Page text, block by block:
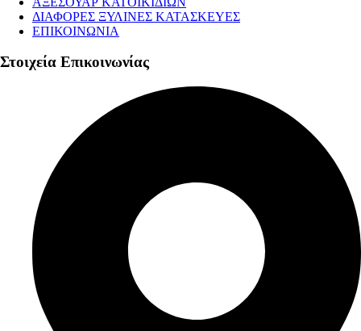
ΔΙΑΦΟΡΕΣ ΞΥΛΙΝΕΣ ΚΑΤΑΣΚΕΥΕΣ
ΕΠΙΚΟΙΝΩΝΙΑ
Στοιχεία Επικοινωνίας